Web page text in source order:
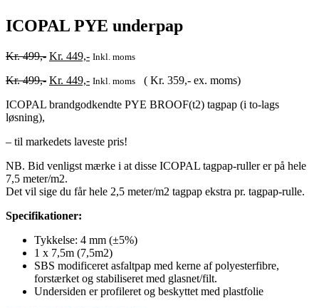
ICOPAL PYE underpap
Kr.499,- Original
was:
Kr. 449,-Current
is:
Inkl. moms
Kr.499,- Original
was:
Kr. 449,-Current
is:
Inkl. moms ( Kr. 359,- ex. moms)
ICOPAL brandgodkendte PYE BROOF(t2) tagpap (i to-lags
løsning),
– til markedets laveste pris!
NB. Bid venligst mærke i at disse ICOPAL tagpap-ruller er på hele
7,5 meter/m2.
Det vil sige du får hele 2,5 meter/m2 tagpap ekstra pr. tagpap-rulle.
Specifikationer:
Tykkelse: 4 mm (±5%)
1 x 7,5m (7,5m2)
SBS modificeret asfaltpap med kerne af polyesterfibre,
forstærket og stabiliseret med glasnet/filt.
Undersiden er profileret og beskyttet med plastfolie